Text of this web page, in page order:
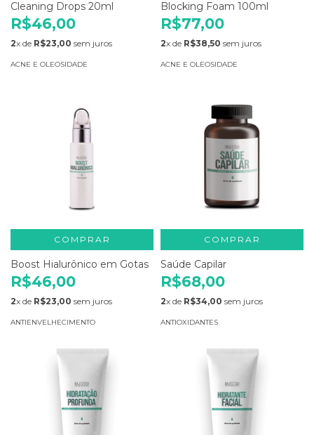
Cleaning Drops 20ml
R$46,00
2x de R$23,00 sem juros
ACNE E OLEOSIDADE
Blocking Foam 100ml
R$77,00
2x de R$38,50 sem juros
ACNE E OLEOSIDADE
COMPRAR
Boost Hialurônico em Gotas
R$46,00
2x de R$23,00 sem juros
ANTIENVELHECIMENTO
COMPRAR
Saúde Capilar
R$68,00
2x de R$34,00 sem juros
ANTIOXIDANTES